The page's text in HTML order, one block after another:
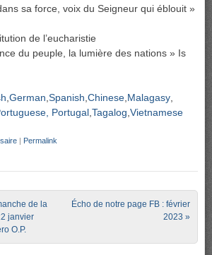
sa force, voix du Seigneur qui éblouit »
de l’eucharistie
du peuple, la lumière des nations » Is
German Spanish Chinese Malagasy
Portugal Tagalog Vietnamese
| Permalink
de la
janvier
O.P.
Écho de notre page FB : février
2023 »